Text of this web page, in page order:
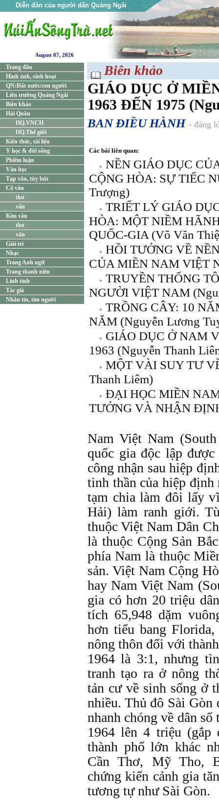
Diễn đàn của người dân Quảng Ngãi
August 07, 2026
Trang đầu
Hình ảnh, sinh hoạt
QN:Đất nước/con người
Liên trường Quảng Ngãi
Biên khảo
Hải Quân
HQ.VNCH
HQ.Thế giới
Kiến thức, tài liệu
Y học & đời sống
Phiếm luận
Văn học
Tạp văn, tùy bút
Cổ văn
thơ
văn
Kim văn
thơ
văn
Giải trí
Nhạc
Trang Anh ngữ
Trang thanh niên
Linh tinh
Tác giả
Nhắn tin, tìm người
Biên khảo
GIÁO DỤC Ở
1963 ĐẾN 1975
BAN ĐIỀU HÀNH - đăng
Các bài liên quan:
NỀN GIÁO DỤC
CỘNG HÒA: SỰ TIẾC
Trượng)
TRIẾT LÝ GIÁO
HÒA: MỘT NIỀM
QUỐC-GIA (Võ Văn
HỒI TƯỞNG VỀ
CỦA MIỀN NAM VIỆT
TRUYỀN THỐNG
NGƯỜI VIỆT NAM
TRỒNG CÂY: 10
NĂM (Nguyễn Lương
GIÁO DỤC Ở NAM
1963 (Nguyễn Thanh
MỘT VÀI SUY TƯ
Thanh Liêm)
ĐẠI HỌC MIỀN
TƯỞNG VÀ NHẬN
Nam Việt Nam
quốc gia độc lập
công nhận sau hiệp
tinh thần của hiệp
tạm chia làm đôi lấy
Hải) làm ranh giới.
thuộc Việt Nam Dân
là thuộc Cộng Sản
phía Nam là thuộc
sản. Việt Nam Cộng
hay Nam Việt Nam
gia có hơn 20 triệu
tích 65,948 dặm
hơn tiểu bang
nông thôn đối với
1964 là 3:1, nhưng
tranh tạo ra ở nông
tản cư về sinh sống ở
nhiều. Thủ đô Sài Gòn
nhanh chóng về dân
1964 lên 4 triệu (gắp
thành phố lớn khác
Cần Thơ, Mỹ Tho,
chứng kiến cảnh gia
tương tự như Sài Gòn.